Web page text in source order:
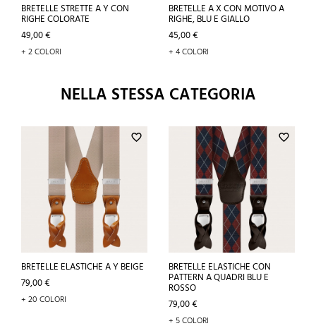
BRETELLE STRETTE A Y CON
RIGHE COLORATE
Prezzo
49,00 €
+ 2 COLORI
BRETELLE A X CON MOTIVO A
RIGHE, BLU E GIALLO
Prezzo
45,00 €
+ 4 COLORI
NELLA STESSA CATEGORIA
favorite_border
BRETELLE ELASTICHE A Y BEIGE
Prezzo
79,00 €
+ 20 COLORI
favorite_border
BRETELLE ELASTICHE CON
PATTERN A QUADRI BLU E
ROSSO
Prezzo
79,00 €
+ 5 COLORI